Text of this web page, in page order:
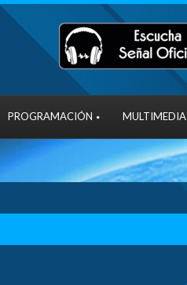
PROGRAMACIÓN MULTIMEDIA